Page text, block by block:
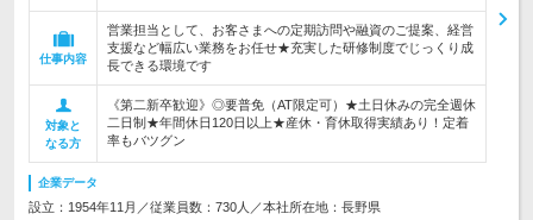
仕事内容
営業担当として、お客さまへの定期訪問や融資のご提案、経営
支援など幅広い業務をお任せ★充実した研修制度でじっくり成
長できる環境です
対象と
なる方
《第二新卒歓迎》◎要普免（AT限定可）★土日休みの完全週休
二日制★年間休日120日以上★産休・育休取得実績あり！定着
率もバツグン
企業データ
設立：1954年11月／従業員数：730人／本社所在地：長野県